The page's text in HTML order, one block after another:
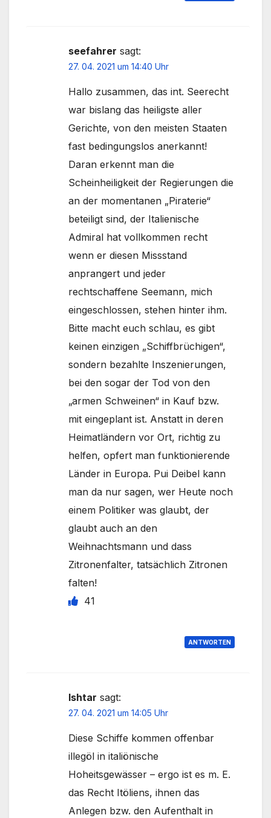
seefahrer sagt:
27. 04. 2021 um 14:40 Uhr
Hallo zusammen, das int. Seerecht
war bislang das heiligste aller
Gerichte, von den meisten Staaten
fast bedingungslos anerkannt!
Daran erkennt man die
Scheinheiligkeit der Regierungen die
an der momentanen „Piraterie“
beteiligt sind, der Italienische
Admiral hat vollkommen recht
wenn er diesen Missstand
anprangert und jeder
rechtschaffene Seemann, mich
eingeschlossen, stehen hinter ihm.
Bitte macht euch schlau, es gibt
keinen einzigen „Schiffbrüchigen“,
sondern bezahlte Inszenierungen,
bei den sogar der Tod von den
„armen Schweinen“ in Kauf bzw.
mit eingeplant ist. Anstatt in deren
Heimatländern vor Ort, richtig zu
helfen, opfert man funktionierende
Länder in Europa. Pui Deibel kann
man da nur sagen, wer Heute noch
einem Politiker was glaubt, der
glaubt auch an den
Weihnachtsmann und dass
Zitronenfalter, tatsächlich Zitronen
falten!
41
ANTWORTEN
Ishtar sagt:
27. 04. 2021 um 14:05 Uhr
Diese Schiffe kommen offenbar
illegöl in italiönische
Hoheitsgewässer – ergo ist es m. E.
das Recht Itöliens, ihnen das
Anlegen bzw. den Aufenthalt in